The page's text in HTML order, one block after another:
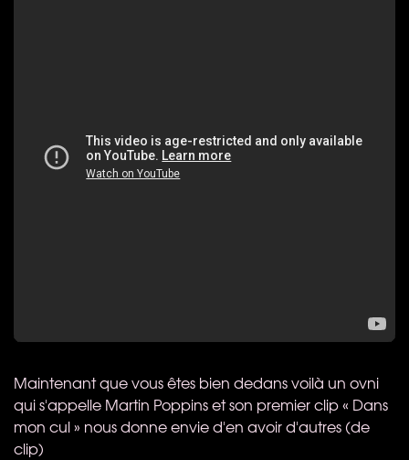
Maintenant que vous êtes bien dedans voilà un ovni
qui s'appelle Martin Poppins et son premier clip « Dans
mon cul » nous donne envie d'en avoir d'autres (de
clip)